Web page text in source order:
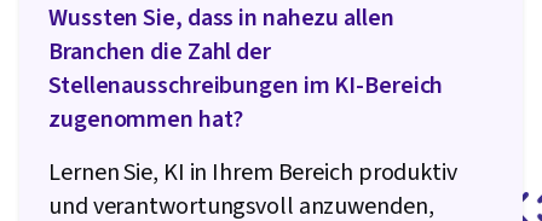
Wussten Sie, dass in nahezu allen
Branchen die Zahl der
Stellenausschreibungen im KI-Bereich
zugenommen hat?
Lernen Sie, KI in Ihrem Bereich produktiv
und verantwortungsvoll anzuwenden,